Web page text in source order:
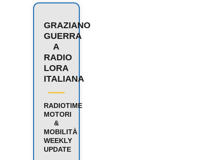
GRAZIANO
GUERRA
A
RADIO
LORA
ITALIANA
RADIOTIME
MOTORI
&
MOBILITÀ
WEEKLY
UPDATE